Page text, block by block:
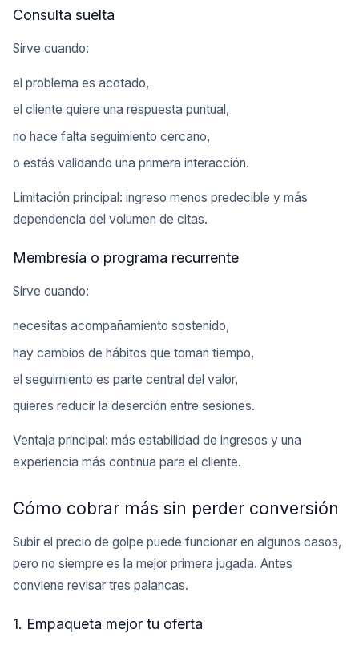
Consulta suelta
Sirve cuando:
el problema es acotado,
el cliente quiere una respuesta puntual,
no hace falta seguimiento cercano,
o estás validando una primera interacción.
Limitación principal: ingreso menos predecible y más
dependencia del volumen de citas.
Membresía o programa recurrente
Sirve cuando:
necesitas acompañamiento sostenido,
hay cambios de hábitos que toman tiempo,
el seguimiento es parte central del valor,
quieres reducir la deserción entre sesiones.
Ventaja principal: más estabilidad de ingresos y una
experiencia más continua para el cliente.
Cómo cobrar más sin perder conversión
Subir el precio de golpe puede funcionar en algunos casos,
pero no siempre es la mejor primera jugada. Antes
conviene revisar tres palancas.
1. Empaqueta mejor tu oferta